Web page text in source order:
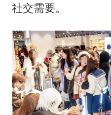
社交需要。